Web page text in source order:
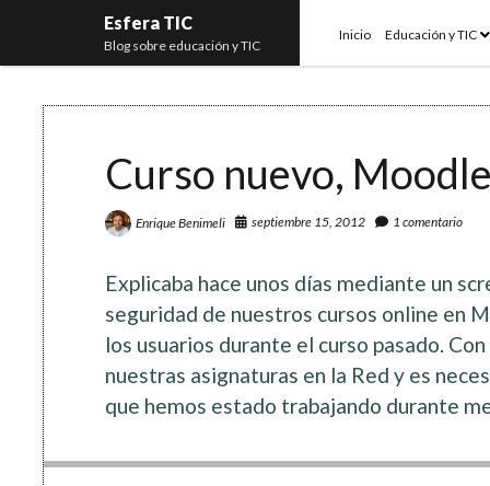
Esfera TIC
Blog sobre educación y TIC
Inicio Educación y TIC
Curso nuevo,
Enrique Benimeli septiembre 15, 2012 1 comentario
Explicaba hace unos días mediante un
seguridad de nuestros cursos online en
los usuarios durante el curso pasado.
nuestras asignaturas en la Red y es
que hemos estado trabajando durante